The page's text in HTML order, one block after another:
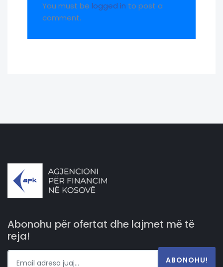
You must be logged in to post a
comment.
Abonohu për ofertat dhe lajmet më të
reja!
ABONOHU!